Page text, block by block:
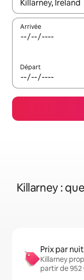
Arrivée
Départ
Killarney :
Prix par
Killarney
partir de 952